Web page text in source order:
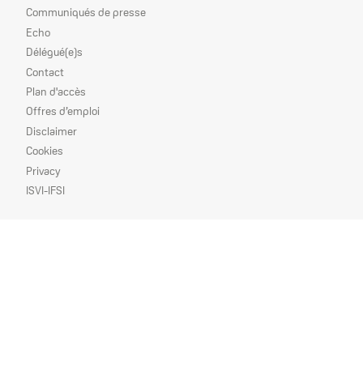
Nos
priorités
Communiqués de presse
Echo
Délégué(e)s
Contact
Plan d'accès
Offres d’emploi
Disclaimer
Cookies
Privacy
ISVI-IFSI